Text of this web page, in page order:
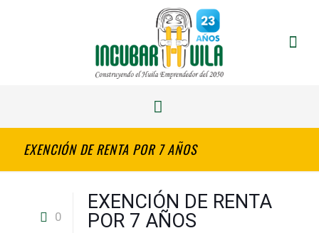
EXENCIÓN DE RENTA POR 7 AÑOS
0
EXENCIÓN DE RENTA
POR 7 AÑOS